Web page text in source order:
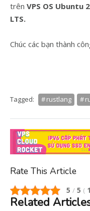
trên VPS OS Ubuntu
LTS.
Chúc các bạn thành
Tagged:
rustlang
Rate This Article
5 / 5 ( 1
Related